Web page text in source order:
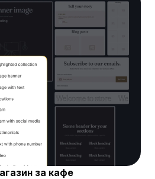
за кафе